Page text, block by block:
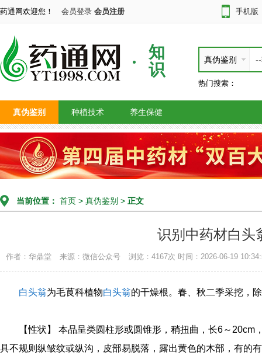
药通网欢迎您！ 会员登录 会员注册 手机版
知
识
真伪鉴别
热门搜索：
真伪鉴别 种植技术 养生保健
当前位置： 首页 > 真伪鉴别 > 正文
识别中药材白头
作者：华鼎堂 来源：微信公众号 浏览：4167次 时间：2026-06-19
白头翁为毛茛科植物白头翁的干燥根。春、秋二季采挖，
【性状】 本品呈类圆柱形或圆锥形，稍扭曲，长6～
具不规则纵皱纹或纵沟，皮部易脱落，露出黄色的木部，有的